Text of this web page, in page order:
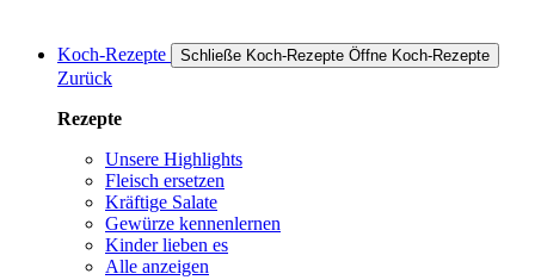
Koch-Rezepte Schließe Koch-Rezepte Öffne Koch-Rezepte
Zurück
Rezepte
Unsere Highlights
Fleisch ersetzen
Kräftige Salate
Gewürze kennenlernen
Kinder lieben es
Alle anzeigen